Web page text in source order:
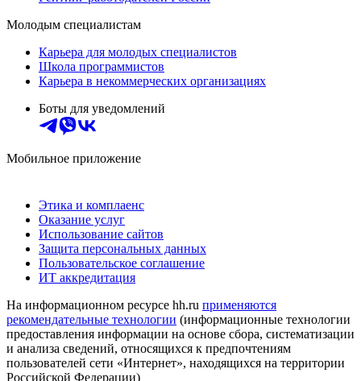
Молодым специалистам
Карьера для молодых специалистов
Школа программистов
Карьера в некоммерческих организациях
Боты для уведомлений
Мобильное приложение
Этика и комплаенс
Оказание услуг
Использование сайтов
Защита персональных данных
Пользовательское соглашение
ИТ аккредитация
На информационном ресурсе hh.ru применяются
рекомендательные технологии (информационные технологии
предоставления информации на основе сбора, систематизации
и анализа сведений, относящихся к предпочтениям
пользователей сети «Интернет», находящихся на территории
Российской Федерации)